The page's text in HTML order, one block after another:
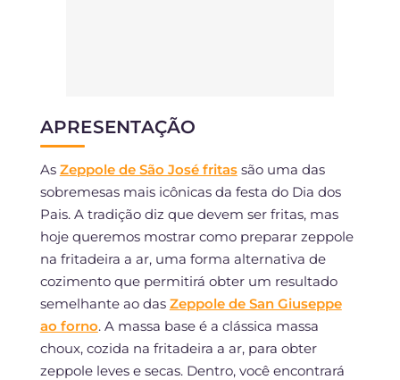
APRESENTAÇÃO
As Zeppole de São José fritassão uma das
sobremesas mais icônicas da festa do Dia dos
Pais. A tradição diz que devem ser fritas, mas
hoje queremos mostrar como preparar zeppole
na fritadeira a ar, uma forma alternativa de
cozimento que permitirá obter um resultado
semelhante ao das Zeppole de San Giuseppe
ao forno. A massa base é a clássica massa
choux, cozida na fritadeira a ar, para obter
zeppole leves e secas. Dentro, você encontrará